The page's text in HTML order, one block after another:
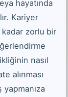
hayatında
Kariyer
zorlu bir
nasıl
alınması